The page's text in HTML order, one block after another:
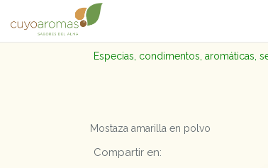
Especias, condimentos, aromáticas,
Mostaza amarilla en polvo
Compartir en: